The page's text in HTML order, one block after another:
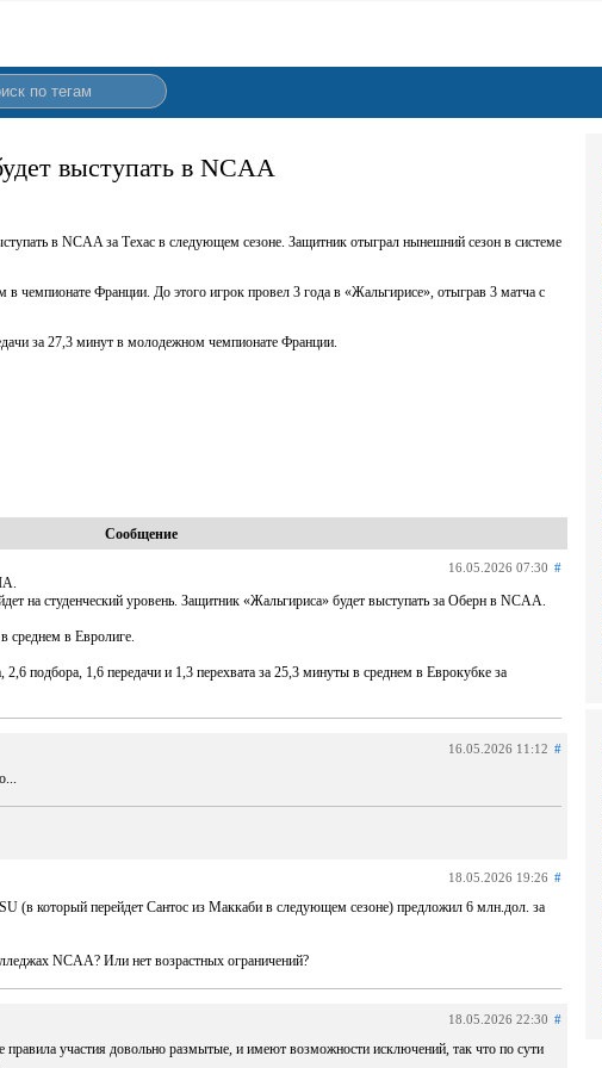
выступать в NCAA
в NCAA за Техас в следующем сезоне. Защитник отыграл нынешний сезон в системе
чемпионате Франции. До этого игрок провел 3 года в «Жальгирисе», отыграв 3 матча с
за 27,3 минут в молодежном чемпионате Франции.
Сообщение
16.05.2026 07:30 #
на студенческий уровень. Защитник «Жальгириса» будет выступать за Оберн в NCAA.
среднем в Евролиге.
подбора, 1,6 передачи и 1,3 перехвата за 25,3 минуты в среднем в Еврокубке за
16.05.2026 11:12 #
18.05.2026 19:26 #
(в который перейдет Сантос из Маккаби в следующем сезоне) предложил 6 млн.дол. за
NCAA? Или нет возрастных ограничений?
18.05.2026 22:30 #
правила участия довольно размытые, и имеют возможности исключений, так что по сути